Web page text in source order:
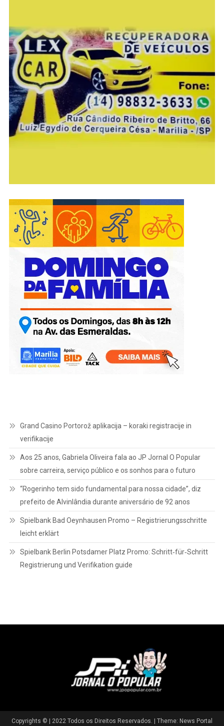
Grand Casino Portorož aplikacija – koraki registracije in
verifikacije
Aos 25 anos, Gabriela Oliveira fala ao JP Jornal O Popular
sobre carreira, serviço público e os sonhos para o futuro
“Rogerinho tem sido fundamental para nossa cidade”, diz
prefeito de Alvinlândia durante aniversário de 92 anos
Spielbank Bad Oeynhausen Promo – Registrierungsschritte
leicht erklärt
Spielbank Berlin Potsdamer Platz Promo: Schritt‑für‑Schritt
Registrierung und Verifikation guide
Copyrights © | 2022 Todos os Direitos Reservados. | Theme: News Portal